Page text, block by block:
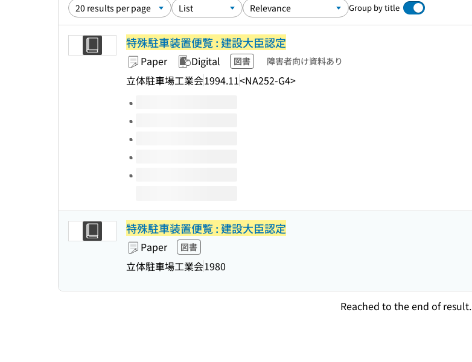
Group by title
特殊駐車装置便覧 : 建設大臣認定
Paper Digital 図書 障害者向け資料あり
立体駐車場工業会1994.11<NA252-G4>
Volumes of this title
特殊駐車装置便覧 : 建設大臣認定
Paper 図書
立体駐車場工業会1980
Reached to the end of result.